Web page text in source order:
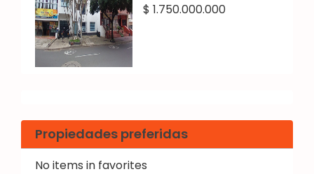
$ 1.750.000.000
Propiedades preferidas
No items in favorites